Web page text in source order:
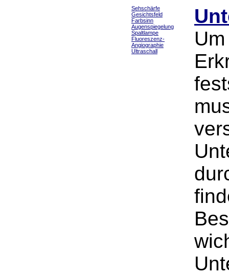
Sehschärfe
Gesichtsfeld
Farbsinn
Augenspiegelung
Spaltlampe
Fluoreszenz-
Angiographie
Ultraschall